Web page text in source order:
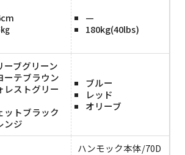
—
180kg(40lbs)
ーブグリーン
ーテブラウン
レストグリー
ットブラック
ンジ
ブルー
レッド
オリーブ
ハンモック本体/70D